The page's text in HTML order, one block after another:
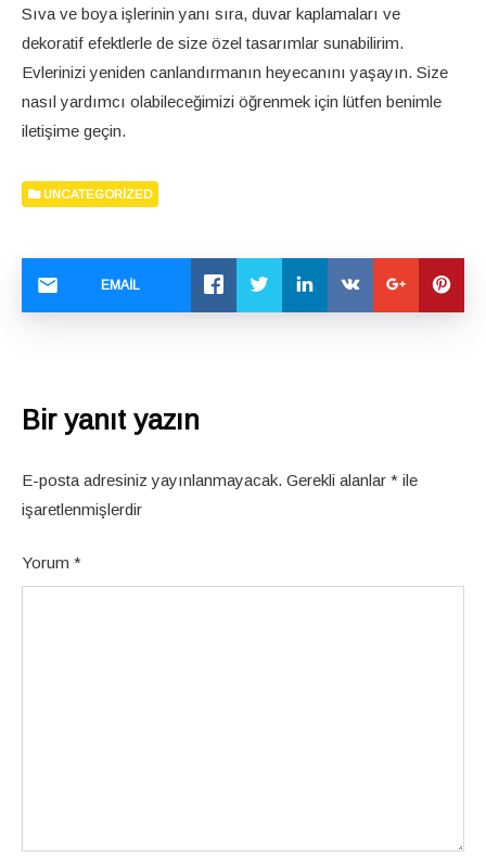
Sıva ve boya işlerinin yanı sıra, duvar kaplamaları ve
dekoratif efektlerle de size özel tasarımlar sunabilirim.
Evlerinizi yeniden canlandırmanın heyecanını yaşayın. Size
nasıl yardımcı olabileceğimizi öğrenmek için lütfen benimle
iletişime geçin.
UNCATEGORIZED
EMAIL
Bir yanıt yazın
E-posta adresiniz yayınlanmayacak. Gerekli alanlar * ile
işaretlenmişlerdir
Yorum *